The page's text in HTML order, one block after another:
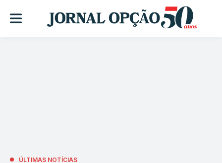
ÚLTIMAS NOTÍCIAS